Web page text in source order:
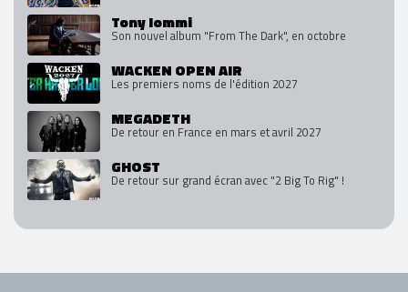
Tony Iommi
Son nouvel album "From The Dark", en octobre
WACKEN OPEN AIR
Les premiers noms de l'édition 2027
MEGADETH
De retour en France en mars et avril 2027
GHOST
De retour sur grand écran avec "2 Big To Rig" !